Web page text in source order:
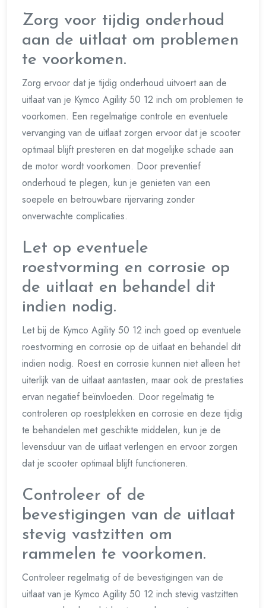
Zorg voor tijdig onderhoud
aan de uitlaat om problemen
te voorkomen.
Zorg ervoor dat je tijdig onderhoud uitvoert aan de
uitlaat van je Kymco Agility 50 12 inch om problemen te
voorkomen. Een regelmatige controle en eventuele
vervanging van de uitlaat zorgen ervoor dat je scooter
optimaal blijft presteren en dat mogelijke schade aan
de motor wordt voorkomen. Door preventief
onderhoud te plegen, kun je genieten van een
soepele en betrouwbare rijervaring zonder
onverwachte complicaties.
Let op eventuele
roestvorming en corrosie op
de uitlaat en behandel dit
indien nodig.
Let bij de Kymco Agility 50 12 inch goed op eventuele
roestvorming en corrosie op de uitlaat en behandel dit
indien nodig. Roest en corrosie kunnen niet alleen het
uiterlijk van de uitlaat aantasten, maar ook de prestaties
ervan negatief beïnvloeden. Door regelmatig te
controleren op roestplekken en corrosie en deze tijdig
te behandelen met geschikte middelen, kun je de
levensduur van de uitlaat verlengen en ervoor zorgen
dat je scooter optimaal blijft functioneren.
Controleer of de
bevestigingen van de uitlaat
stevig vastzitten om
rammelen te voorkomen.
Controleer regelmatig of de bevestigingen van de
uitlaat van je Kymco Agility 50 12 inch stevig vastzitten